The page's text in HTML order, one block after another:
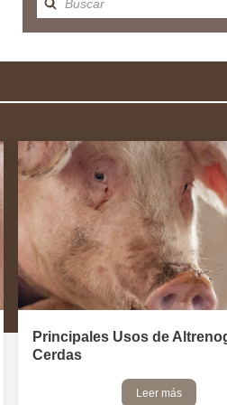
Leer más
Principales Usos de
Cerdas